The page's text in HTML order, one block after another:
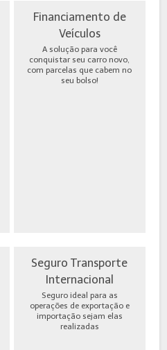
Financiamento de
Veículos
A solução para você
conquistar seu carro novo,
com parcelas que cabem no
seu bolso!
Seguro Transporte
Internacional
Seguro ideal para as
operações de exportação e
importação sejam elas
realizadas